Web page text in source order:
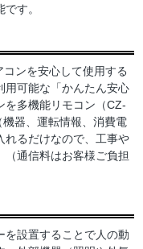
す。
ンを安心して使用する
用可能な「かんたん安心
を多機能リモコン（CZ-
器、運転情報、消費電
れるだけなので、工事や
通信料はお客様ご負担
を設置することで人の動